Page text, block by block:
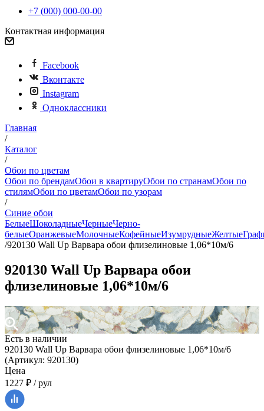
+7 (000) 000-00-00
Контактная информация
Facebook
Вконтакте
Instagram
Одноклассники
Главная
/
Каталог
/
Обои по цветам
Обои по брендамОбои в квартируОбои по странамОбои по
стилямОбои по цветамОбои по узорам
/
Синие обои
БелыеШоколадныеЧерныеЧерно-
белыеОранжевыеМолочныеКофейныеИзумрудныеЖелтые
/920130 Wall Up Варвара обои флизелиновые 1,06*10м/6
920130 Wall Up Варвара обои
флизелиновые 1,06*10м/6
Есть в наличии
920130 Wall Up Варвара обои флизелиновые 1,06*10м/6
(Артикул: 920130)
Цена
1227 ₽ / рул